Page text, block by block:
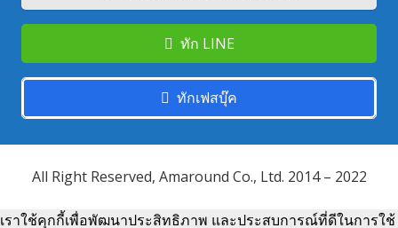
ทัก LINE
ทักเฟสบุ๊ค
All Right Reserved, Amaround Co., Ltd. 2014 – 2022
เราใช้คุกกี้เพื่อพัฒนาประสิทธิภาพ และประสบการณ์ที่ดีในการใช้